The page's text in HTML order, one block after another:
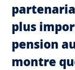
plus
pension
montre